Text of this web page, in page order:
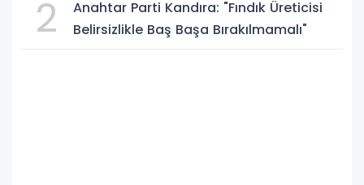
2
Anahtar Parti Kandıra: "Fındık Üreticisi
Belirsizlikle Baş Başa Bırakılmamalı"